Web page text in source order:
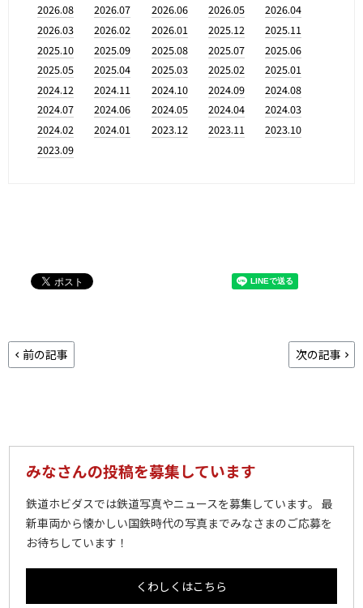
2026.08 2026.07 2026.06 2026.05
2026.04
2026.03
2026.02 2026.01 2025.12
2025.11
2025.10
2025.09 2025.08 2025.07
2025.06
2025.05
2025.04 2025.03 2025.02
2025.01
2024.12
2024.11 2024.10 2024.09
2024.08
2024.07
2024.06 2024.05 2024.04
2024.03
2024.02
2024.01 2023.12 2023.11
2023.10
2023.09
前の記事 次の記事
みなさんの投稿を募集しています
鉄道ホビダスでは鉄道写真やニュースを募集しています。 最
新車両から懐かしい国鉄時代の写真までみなさまのご応募を
お待ちしています！
くわしくはこちら